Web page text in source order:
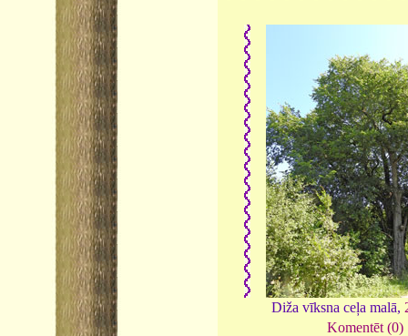
Diža vīksna ceļa malā,
Komentēt (0)